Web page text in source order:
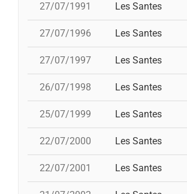
27/07/1991 Les Santes
27/07/1996 Les Santes
27/07/1997 Les Santes
26/07/1998 Les Santes
25/07/1999 Les Santes
22/07/2000 Les Santes
22/07/2001 Les Santes